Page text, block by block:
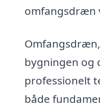
omfangsdræn
bygningen og
professionelt
både